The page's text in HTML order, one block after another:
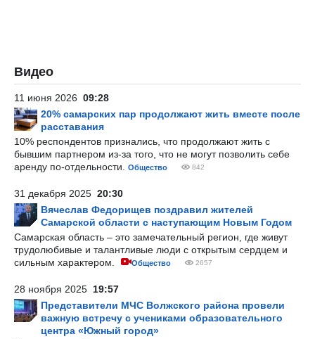
Видео
11 июня 2026 09:28
20% самарских пар продолжают жить вместе после
расставания
10% респондентов признались, что продолжают жить с
бывшим партнером из-за того, что не могут позволить себе
аренду по-отдельности.
Общество 842
31 декабря 2025 20:30
Вячеслав Федорищев поздравил жителей
Самарской области с наступающим Новым Годом
Самарская область – это замечательный регион, где живут
трудолюбивые и талантливые люди с открытым сердцем и
сильным характером.
Общество 2657
28 ноября 2025 19:57
Представители МЧС Волжского района провели
важную встречу с учениками образовательного
центра «Южный город»